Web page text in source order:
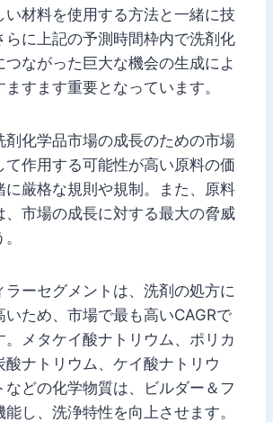
い材料を使用する方法と一緒に技
らに上記の予測時間枠内で洗剤化
ながった巨大な機会の生成によ
すます重要となっています。
剤化学品市場の成長のための市場
て作用する可能性が高い原料の価
に厳格な規則や規制。また、原料
、市場の成長に対する最大の脅威
ラーセグメントは、洗剤の処方に
いため、市場で最も高いCAGRで
。メタケイ酸ナトリウム、ポリカ
酸ナトリウム、ケイ酸ナトリウ
などの化学物質は、ビルダー＆フ
し、洗浄特性を向上させます。